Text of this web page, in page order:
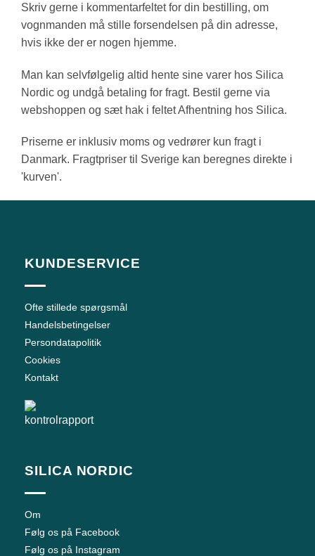
Skriv gerne i kommentarfeltet for din bestilling, om
vognmanden må stille forsendelsen på din adresse,
hvis ikke der er nogen hjemme.
Man kan selvfølgelig altid hente sine varer hos Silica
Nordic og undgå betaling for fragt. Bestil gerne via
webshoppen og sæt hak i feltet Afhentning hos Silica.
Priserne er inklusiv moms og vedrører kun fragt i
Danmark. Fragtpriser til Sverige kan beregnes direkte i
'kurven'.
KUNDESERVICE
Ofte stillede spørgsmål
Handelsbetingelser
Persondatapolitik
Cookies
Kontakt
SILICA NORDIC
Om
Følg os på Facebook
Følg os på Instagram